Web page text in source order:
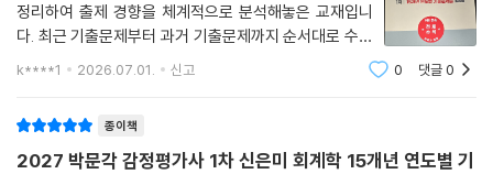
정리하여 출제 경향을 체계적으로 분석해놓은 교재입니
다. 최근 기출문제부터 과거 기출문제까지 순서대로 수록
되어 있어 시대별 출제 흐름과 난이도 변화를 파악하기에
k****1 2026.07.01. 신고 0 댓글0
종이책
2027 박문각 감정평가사 1차 신은미 회계학 15개년 연도별 기